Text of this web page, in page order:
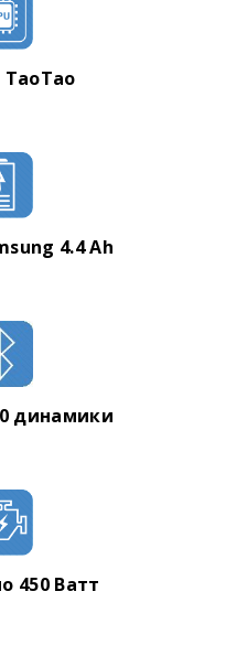
4.4 Ah
динамики
450 Ватт